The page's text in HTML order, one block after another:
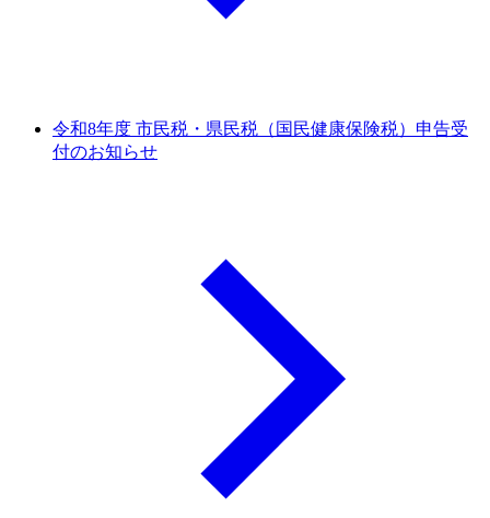
令和8年度 市民税・県民税（国民健康保険税）申告受
付のお知らせ